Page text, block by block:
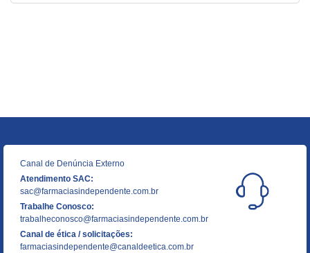
Canal de Denúncia Externo
Atendimento SAC:
sac@farmaciasindependente.com.br
Trabalhe Conosco:
trabalheconosco@farmaciasindependente.com.br
Canal de ética / solicitações:
farmaciasindependente@canaldeetica.com.br